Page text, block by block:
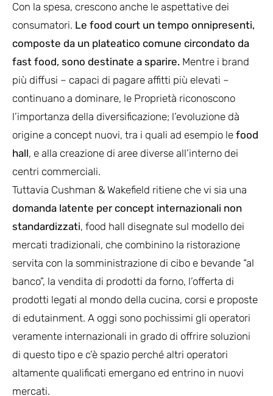
Con la spesa, crescono anche le aspettative dei
consumatori. Le food court un tempo onnipresenti,
composte da un plateatico comune circondato da
fast food, sono destinate a sparire. Mentre i brand
più diffusi – capaci di pagare affitti più elevati –
continuano a dominare, le Proprietà riconoscono
l’importanza della diversificazione; l’evoluzione dà
origine a concept nuovi, tra i quali ad esempio le food
hall, e alla creazione di aree diverse all’interno dei
centri commerciali.
Tuttavia Cushman & Wakefield ritiene che vi sia una
domanda latente per concept internazionali non
standardizzati, food hall disegnate sul modello dei
mercati tradizionali, che combinino la ristorazione
servita con la somministrazione di cibo e bevande “al
banco”, la vendita di prodotti da forno, l’offerta di
prodotti legati al mondo della cucina, corsi e proposte
di edutainment. A oggi sono pochissimi gli operatori
veramente internazionali in grado di offrire soluzioni
di questo tipo e c’è spazio perché altri operatori
altamente qualificati emergano ed entrino in nuovi
mercati.